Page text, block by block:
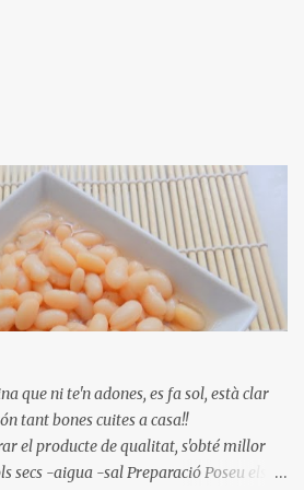
que ni te'n adones, es fa sol, està clar
tant bones cuites a casa!!
el producte de qualitat, s'obté millor
secs -aigua -sal Preparació Poseu els